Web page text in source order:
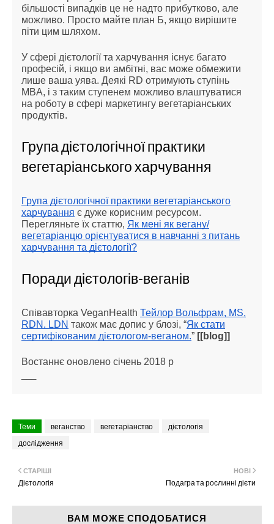
більшості випадків це не надто прибутково, але
можливо. Просто майте план Б, якщо вирішите
піти цим шляхом.
У сфері дієтології та харчування існує багато
професій, і якщо ви амбітні, вас може обмежити
лише ваша уява. Деякі RD отримують ступінь
MBA, і з таким ступенем можливо влаштуватися
на роботу в сфері маркетингу вегетаріанських
продуктів.
Група дієтологічної практики
вегетаріанського харчування
Група дієтологічної практики вегетаріанського
харчування є дуже корисним ресурсом.
Перегляньте їх статтю, Як мені як вегану/
вегетаріанцю орієнтуватися в навчанні з питань
харчування та дієтології?
Поради дієтологів-веганів
Співавторка VeganHealth Тейлор Вольфрам, MS,
RDN, LDN також має допис у блозі, “Як стати
сертифікованим дієтологом-веганом.” [[blog]]
Востаннє оновлено січень 2018 р
Теми веганство вегетаріанство
дієтологія
дослідження
НОВІ
Подагра та рослинні дієти
СТАРІШІ
Дієтологія
ВАМ МОЖЕ СПОДОБАТИСЯ